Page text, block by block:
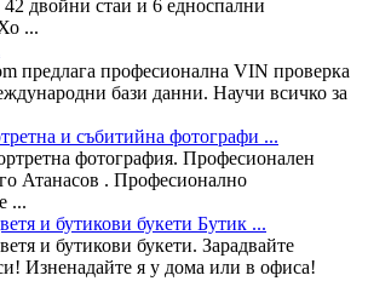
42 двойни стаи и 6 едноспални
...
предлага професионална VIN проверка
бази данни. Научи всичко за
и събитийна фотографи ...
фотография. Професионален
Атанасов . Професионално
...
и бутикови букети Бутик ...
и бутикови букети. Зарадвайте
Изненадайте я у дома или в офиса!